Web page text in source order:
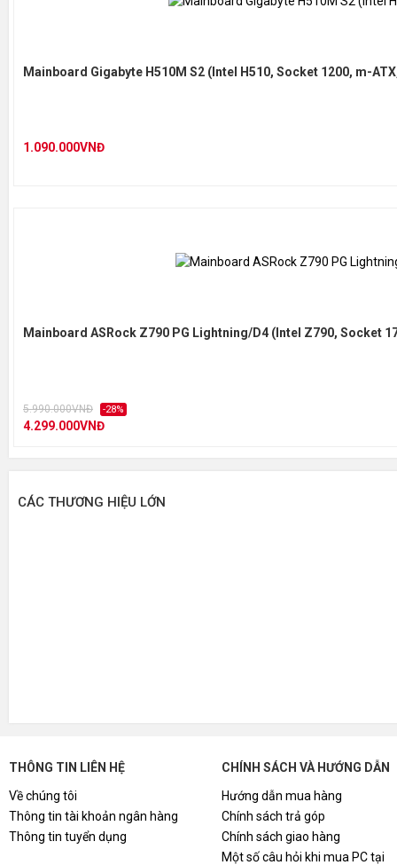
Mainboard Gigabyte H510M S2 (Intel H510, Socket 1200, m-
1.090.000VNĐ
Mainboard ASRock Z790 PG Lightning/D4 (Intel Z790, Socket
5.990.000VNĐ -28%
4.299.000VNĐ
CÁC THƯƠNG HIỆU LỚN
THÔNG TIN LIÊN HỆ
Về chúng tôi
Thông tin tài khoản ngân hàng
Thông tin tuyển dụng
CHÍNH SÁCH VÀ HƯỚNG DẪN
Hướng dẫn mua hàng
Chính sách trả góp
Chính sách giao hàng
Một số câu hỏi khi mua PC tại